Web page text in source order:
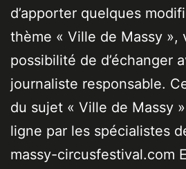
d’apporter quelques
thème « Ville de Massy »,
possibilité de d’échanger
journaliste responsable.
du sujet « Ville de Massy
ligne par les spécialistes
massy-circusfestival.com